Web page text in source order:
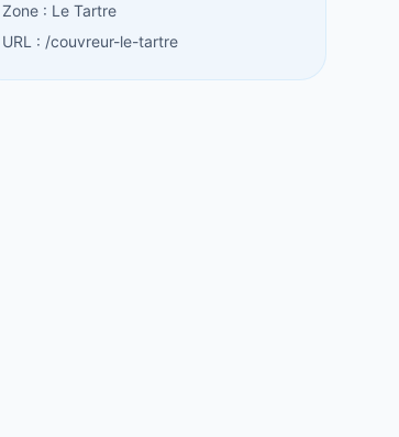
Zone : Le Tartre
URL : /couvreur-le-tartre